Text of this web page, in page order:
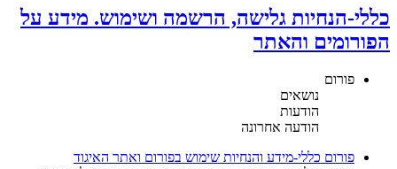
כללי-הנחיות גלישה, הרשמה ושימוש. מידע על
הפורומים והאתר
פורום
נושאים
הודעות
הודעה אחרונה
פורום כללי-מידע והנחיות שימוש בפורום ואתר האיגוד